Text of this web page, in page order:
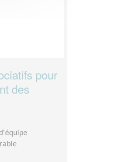
pour
des